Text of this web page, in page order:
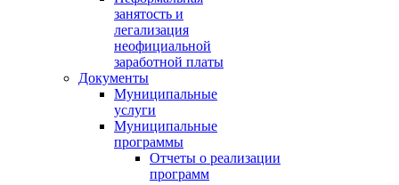
занятость и
легализация
неофициальной
заработной платы
Документы
Муниципальные
услуги
Муниципальные
программы
Отчеты о реализации
программ